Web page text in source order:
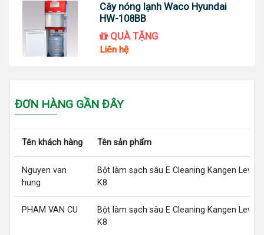
Cây nóng lạnh Waco Hyundai
HW-108BB
QUÀ TẶNG
Liên hệ
ĐƠN HÀNG GẦN ĐÂY
Tên khách hàng Tên sản phẩm
Nguyen van
hung
Bột làm sạch sâu E Cleaning Kangen
K8
PHAM VAN CU
Bột làm sạch sâu E Cleaning Kangen
K8